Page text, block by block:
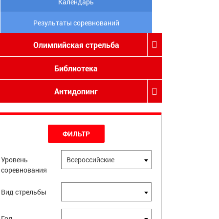
Результаты соревнований
Олимпийская стрельба
Библиотека
Антидопинг
ФИЛЬТР
Уровень
соревнования
Всероссийские
Вид стрельбы